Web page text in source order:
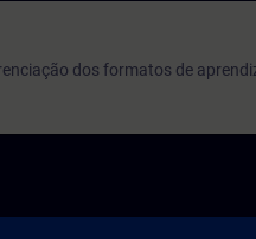
dos formatos de